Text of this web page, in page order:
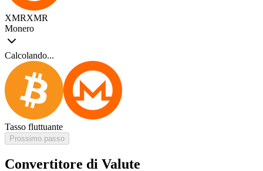
XMRXMR
Monero
Calcolando...
Tasso fluttuante
Prossimo passo
Convertitore di Valute